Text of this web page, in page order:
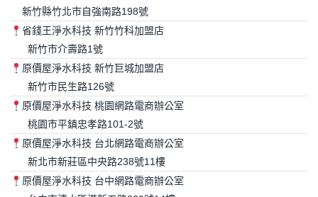
新竹縣竹北市自強南路198號
省錢王淨水科技 新竹竹科加盟店
新竹市介壽路1號
原價屋淨水科技 新竹巨城加盟店
新竹市民生路126號
原價屋淨水科技 桃園網路電商辦公室
桃園市平鎮忠孝路101-2號
原價屋淨水科技 台北網路電商辦公室
新北市新莊區中央路238號11樓
原價屋淨水科技 台中網路電商辦公室